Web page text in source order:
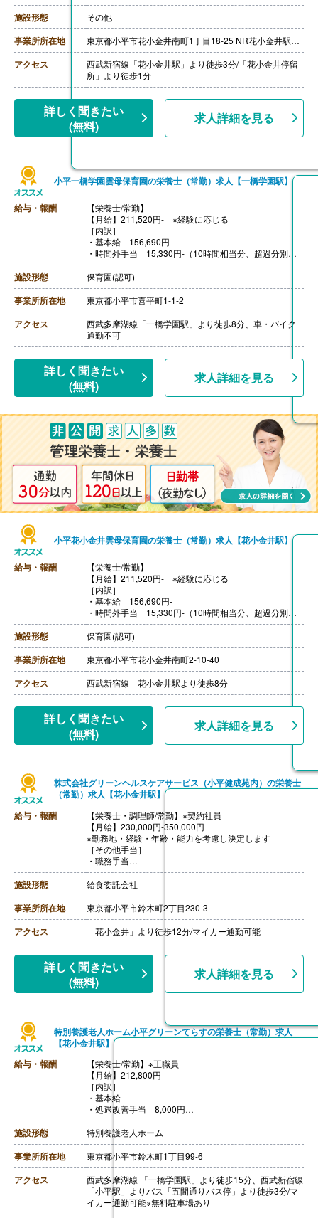
施設形態 その他
事業所所在地 東京都小平市花小金井南町1丁目18-25 NR花小金井駅前1階
アクセス
西武新宿線「花小金井駅」より徒歩3分/「花小金井停留
所」より徒歩1分
詳しく聞きたい
(無料)
求人詳細を見る
小平一橋学園雲母保育園の栄養士（常勤）求人【一橋学園駅】
給与・報酬
【栄養士/常勤】
【月給】211,520円- ※経験に応じる
［内訳］
・基本給 156,690円-
・時間外手当 15,330円-（10時間相当分、超過分別途
支給）
・資格手当 15,000円
・処遇改善手当 15,000円
・その他手当 9,500円
【賞与】年3回（7月・12月・4月) ※評価・業績によって
変動あり
※それぞれの賞与に合わせ別途、処遇改善金等（各60,00
0円以上）を上乗せして支給
【昇給】あり（年1回）
【退職金】あり
施設形態 保育園(認可)
事業所所在地 東京都小平市喜平町1-1-2
アクセス
西武多摩湖線「一橋学園駅」より徒歩8分、車・バイク
通勤不可
詳しく聞きたい
(無料)
求人詳細を見る
小平花小金井雲母保育園の栄養士（常勤）求人【花小金井駅】
給与・報酬
【栄養士/常勤】
【月給】211,520円- ※経験に応じる
［内訳］
・基本給 156,690円-
・時間外手当 15,330円-（10時間相当分、超過分別途
支給）
・資格手当 15,000円
・処遇改善手当 15,000円
・その他手当 9,500円
【賞与】年3回（7月・12月・4月) ※評価・業績によって
変動あり
※それぞれの賞与に合わせ別途、処遇改善金等（各60,00
【通勤手当】あり（全額支給）
【昇給】あり（年1回）
【退職金】あり
施設形態 保育園(認可)
事業所所在地 東京都小平市花小金井南町2-10-40
アクセス 西武新宿線 花小金井駅より徒歩8分
詳しく聞きたい
(無料)
求人詳細を見る
株式会社グリーンヘルスケアサービス（小平健成苑内）の栄養士
（常勤）求人【花小金井駅】
給与・報酬
【栄養士・調理師/常勤】※契約社員
【月給】230,000円-350,000円
※勤務地・経験・年齢・能力を考慮し決定します
［その他手当］
・職務手当
・食事手当
・年末年始手当
【賞与】年2回（7月、12月）※会社業績、各個人実績に
応じて決定（前年度実績 2.00ヶ月/年）
【通勤手当】あり（全額支給）
【退職金】なし
施設形態 給食委託会社
事業所所在地 東京都小平市鈴木町2丁目230-3
アクセス 「花小金井」より徒歩12分/マイカー通勤可能
詳しく聞きたい
(無料)
求人詳細を見る
特別養護老人ホーム小平グリーンてらすの栄養士（常勤）求人
【花小金井駅】
給与・報酬
【栄養士/常勤】※正職員
【月給】212,800円
［内訳］
・基本給
・処遇改善手当 8,000円
※資格・経験により異なる
［その他手当］
・住宅手当 15,000円
・扶養手当 1人-2人目4,000円、3人-4人目6,000円
【賞与】年2回（計3.00ヶ月分）※同法人施設前年度実
績、業績・個人評価などにより異なる
【通勤手当】あり（実費支給、上限なし）※規定による
【昇給】あり
【退職金】あり※勤続3年以上
施設形態 特別養護老人ホーム
事業所所在地 東京都小平市鈴木町1丁目99-6
アクセス
西武多摩湖線 「一橋学園駅」より徒歩15分、西武新宿線
「小平駅」よりバス「五間通りバス停」より徒歩3分/マ
イカー通勤可能※無料駐車場あり